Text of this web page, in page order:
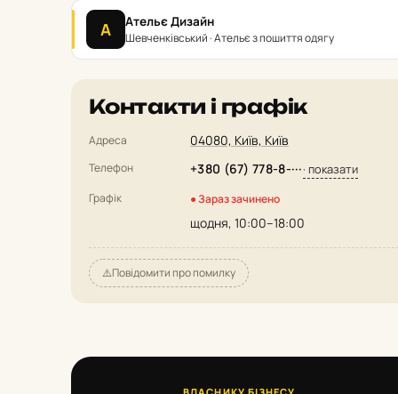
А Ательє Дизайн
Шевченківський · Ательє з пошиття одягу
Контакти і графік
Адреса 04080, Київ, Київ
Телефон +380 (67) 778-8-···· показати
Графік ● Зараз зачинено
щодня, 10:00–18:00
⚠️Повідомити про помилку